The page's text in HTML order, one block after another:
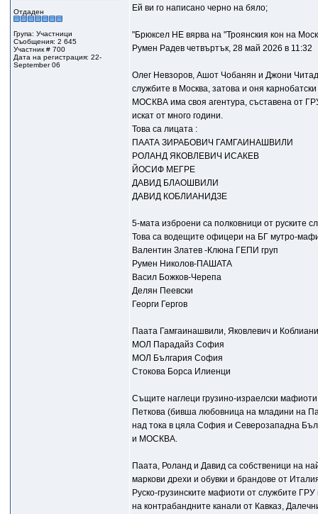
Отдаден
Група: Участници
Съобщения: 2 645
Участник # 700
Дата на регистрация: 22-
September 06
Ей ви го написано черно на бяло;
"Брюксел НЕ вярва на "Троянския кон на
Румен Радев четвъртък, 28 май 2026 в 11:32
Олег Невзоров, Ашот Чобанян и Джони
службите в Москва, затова и оня
МОСКВА има своя агентура, съставена от
искат от много години.
Това са лицата :
ПААТА ЗИРАБОВИЧ ГАМГАИНАШВИЛИ
РОЛАНД ЯКОВЛЕВИЧ ИСАКЕВ
ЙОСИФ МЕГРЕ
ДАВИД БЛАОШВИЛИ
ДАВИД КОБЛИАНИДЗЕ
5-мата изброени са полковници от руските
Това са водещите офицери на БГ мутро-
Валентин Златев -Клюна ГЕПИ груп
Румен Николов-ПАШАТА
Васил Божков-Черепа
Делян Пеевски
Георги Гергов
Паата Гамгаинашвили, Яковлевич и
МОЛ Парадайз София
МОЛ България София
Стокова Борса Илиенци
Същите наглеци грузино-израелски
Петкова (бивша любовница на младини на
над тока в цяла София и Северозападна
и МОСКВА.
Паата, Роланд и Давид са собственици на
маркови дрехи и обувки и брандове от
Руско-грузинските мафиоти от службите
на контрабандните канали от Кавказ,